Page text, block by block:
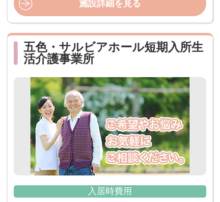
施設詳細を見る
五色・サルビアホール短期入所生
活介護事業所
入居時費用